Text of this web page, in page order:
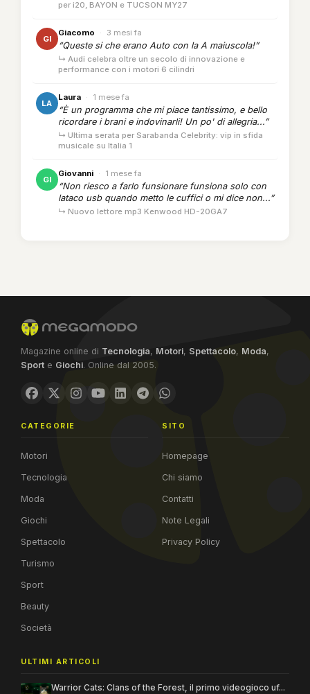
per i20, BAYON e TUCSON MY27
GI
Giacomo · 3 mesi fa
“Queste si che erano Auto con la A maiuscola!”
↳ Audi celebra oltre un secolo di innovazione e
performance con i motori 6 cilindri
LA
Laura · 1 mese fa
“È un programma che mi piace tantissimo, e bello
ricordare i brani e indovinarli! Un po' di allegria...”
↳ Ultima serata per Sarabanda Celebrity: vip in sfida
musicale su Italia 1
GI
Giovanni · 1 mese fa
“Non riesco a farlo funsionare funsiona solo con
lataco usb quando metto le cuffici o mi dice non...”
↳ Nuovo lettore mp3 Kenwood HD-20GA7
Magazine online di Tecnologia, Motori, Spettacolo, Moda,
Sport e Giochi. Online dal 2005.
CATEGORIE
Motori
Tecnologia
Moda
Giochi
Spettacolo
Turismo
Sport
Beauty
Società
SITO
Homepage
Chi siamo
Contatti
Note Legali
Privacy Policy
ULTIMI ARTICOLI
Warrior Cats: Clans of the Forest, il primo videogioco uf...